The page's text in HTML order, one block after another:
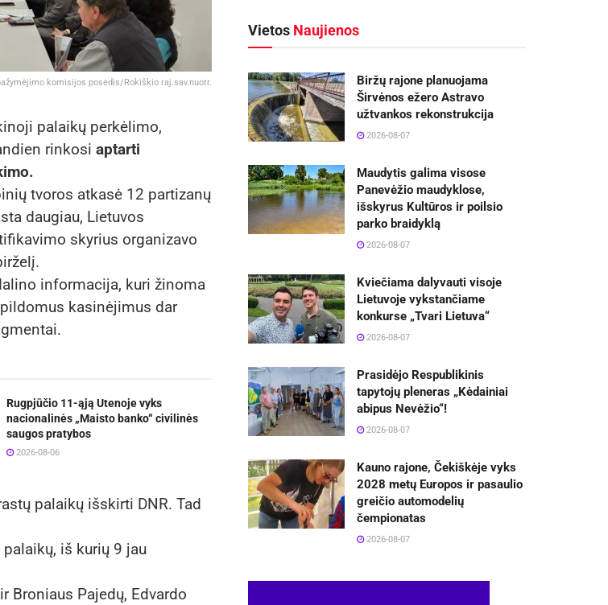
komisijos posėdis/Rokiškio raj.sav.nuotr.
palaikų perkėlimo,
rinkosi aptarti
tvoros atkasė 12 partizanų
daugiau, Lietuvos
skyrius organizavo
informacija, kuri žinoma
kasinėjimus dar
Rugpjūčio 11-ąją Utenoje vyks
nacionalinės „Maisto banko“ civilinės
saugos pratybos
2026-08-06
palaikų išskirti DNR. Tad
iš kurių 9 jau
Broniaus Pajedų, Edvardo
Vietos Naujienos
Biržų rajone planuojama
Širvėnos ežero Astravo
užtvankos rekonstrukcija
2026-08-07
Maudytis galima visose
Panevėžio maudyklose,
išskyrus Kultūros ir poilsio
parko braidyklą
2026-08-07
Kviečiama dalyvauti visoje
Lietuvoje vykstančiame
konkurse „Tvari Lietuva“
2026-08-07
Prasidėjo Respublikinis
tapytojų pleneras „Kėdainiai
abipus Nevėžio“!
2026-08-07
Kauno rajone, Čekiškėje vyks
2028 metų Europos ir pasaulio
greičio automodelių
čempionatas
2026-08-07